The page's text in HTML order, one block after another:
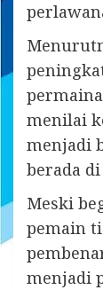
menilai
menjadi
berada
Meski
pemain
menjadi